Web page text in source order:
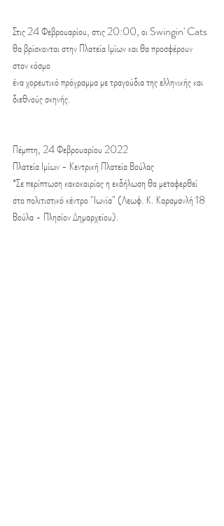
Στις 24 Φεβρουαρίου, στις 20:00, οι Swingin' Cats
θα βρίσκονται στην Πλατεία Ιμίων και θα προσφέρουν
στον κόσμο
ένα χορευτικό πρόγραμμα με τραγούδια της ελληνικής και
διεθνούς σκηνής.
Πέμπτη, 24 Φεβρουαρίου 2022
Πλατεία Ιμίων - Κεντρική Πλατεία Βούλας
*Σε περίπτωση κακοκαιρίας η εκδήλωση θα μεταφερθεί
στο πολιτιστικό κέντρο "Ιωνία" (Λεωφ. Κ. Καραμανλή 18
Βούλα - Πλησίον Δημαρχείου).